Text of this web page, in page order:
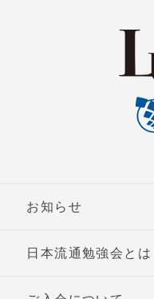
お知らせ
日本流通勉強会とは